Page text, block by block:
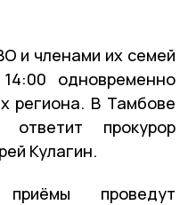
и членами их семей
одновременно
региона. В Тамбове
прокурор
Кулагин.
проведут